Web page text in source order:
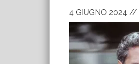
4 GIUGNO 2024 //